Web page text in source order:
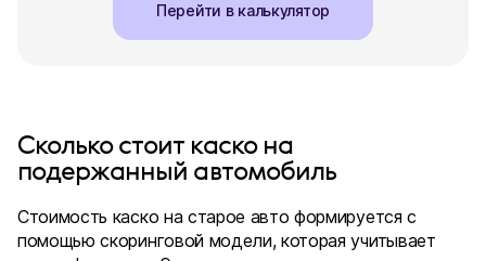
Перейти в калькулятор
Сколько стоит каско на
подержанный автомобиль
Стоимость каско на старое авто формируется с
помощью скоринговой модели, которая учитывает